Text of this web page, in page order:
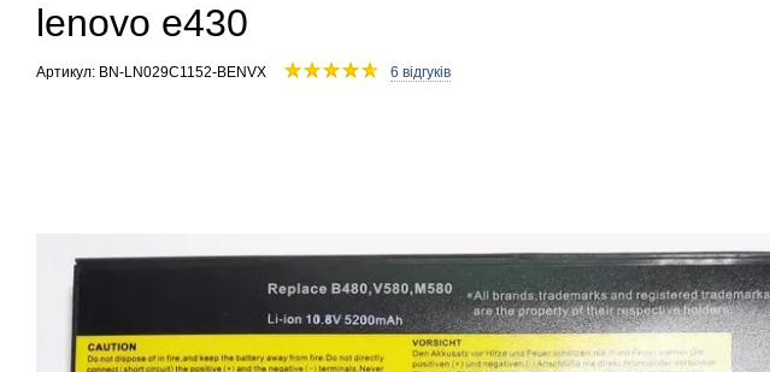
lenovo e430
Артикул: BN-LN029C1152-BENVX 6 відгуків